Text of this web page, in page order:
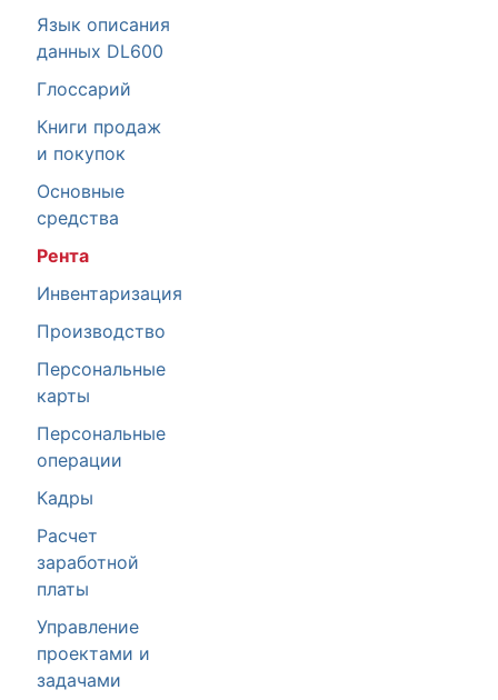
Язык описания
данных DL600
Глоссарий
Книги продаж
и покупок
Основные
средства
Рента
Инвентаризация
Производство
Персональные
карты
Персональные
операции
Кадры
Расчет
заработной
платы
Управление
проектами и
задачами